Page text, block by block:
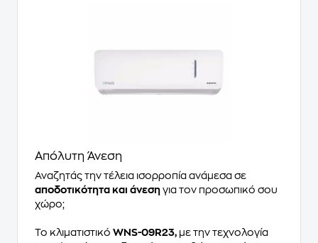
Απόλυτη Άνεση
Αναζητάς την τέλεια ισορροπία ανάμεσα σε
αποδοτικότητα και άνεση για τον προσωπικό σου
χώρο;
Το κλιματιστικό WNS-09R23, με την τεχνολογία